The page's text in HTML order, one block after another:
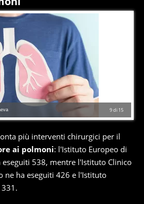
9di 15
più interventi chirurgici per il
ai polmoni: l'Istituto Europeo di
eseguiti 538, mentre l'Istituto Clinico
ne ha eseguiti 426 e l'Istituto